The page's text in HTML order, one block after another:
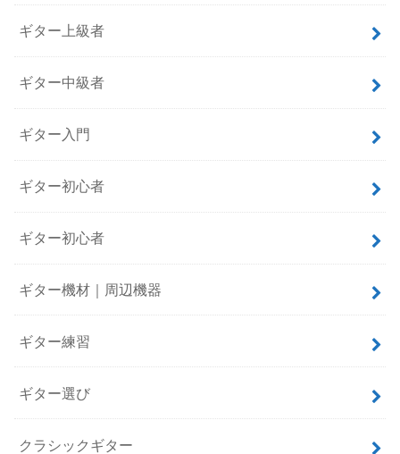
ギター上級者
ギター中級者
ギター入門
ギター初心者
ギター初心者
ギター機材｜周辺機器
ギター練習
ギター選び
クラシックギター